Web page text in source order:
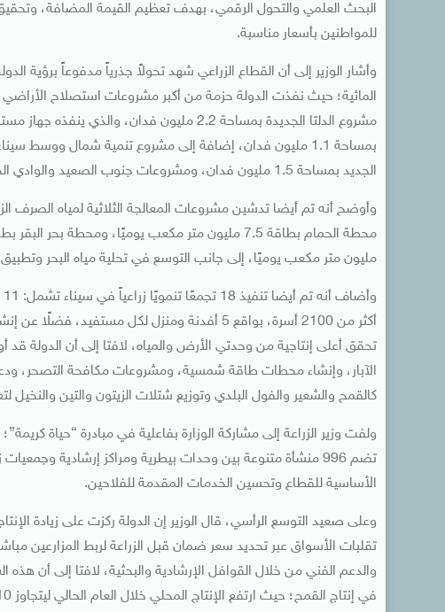
البحث العلمي والتحول الرقمي، بهدف تعظيم القيمة المضافة، وتحقيق
للمواطنين بأسعار مناسبة.
وأشار الوزير إلى أن القطاع الزراعي شهد تحولاً جذرياً مدفوعاً برؤية
المائية؛ حيث نفذت الدولة حزمة من أكبر مشروعات استصلاح
مشروع الدلتا الجديدة بمساحة 2.2 مليون
الجديد بمساحة 1.5 مليون فدان، ومشروعات جنوب الصعيد والوادي الجديد بمساحة 650 ألف فدان.
وأوضح أنه تم أيضا تدشين مشروعات المعالجة الثلاثية لمياه الصرف
مليون متر مكعب يوميًا، إلى جانب التوسع في تحلية مياه البحر
تحقق أعلى إنتاجية من وحدتي الأرض والمياه، لافتا إلى أن الدولة
الآبار، وإنشاء محطات طاقة شمسية، ومشروعات مكافحة التصحر، ودعم
كالقمح والشعير والفول البلدي وتوزيع شتلات الزيتون والتين والنخيل
الأساسية للقطاع وتحسين الخدمات المقدمة للفلاحين.
وعلى صعيد التوسع الرأسي، قال الوزير إن الدولة ركزت على زيادة
تقلبات الأسواق عبر تحديد سعر ضمان قبل الزراعة لربط المزارعين
والدعم الفني من خلال القوافل الإرشادية والبحثية، لافتا إلى